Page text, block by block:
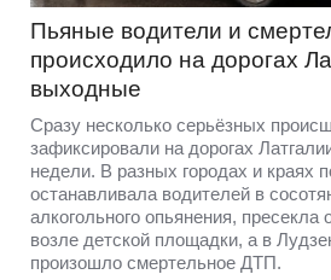
Пьяные водители и
происходило на дорогах
выходные
Сразу несколько серьёзных
зафиксировали на дорогах
недели. В разных городах и краях
останавливала водителей в
алкогольного опьянения,
возле детской площадки, а в
произошло смертельное ДТП.